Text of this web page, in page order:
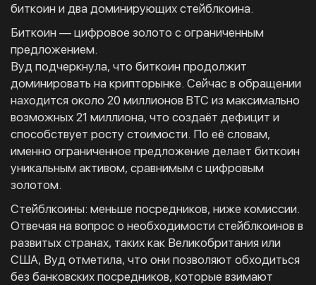
биткоин и два доминирующих стейблкоина.
Биткоин — цифровое золото с ограниченным
предложением.
Вуд подчеркнула, что биткоин продолжит
доминировать на крипторынке. Сейчас в обращении
находится около 20 миллионов BTC из максимально
возможных 21 миллиона, что создаёт дефицит и
способствует росту стоимости. По её словам,
именно ограниченное предложение делает биткоин
уникальным активом, сравнимым с цифровым
золотом.
Стейблкоины: меньше посредников, ниже комиссии.
Отвечая на вопрос о необходимости стейблкоинов в
развитых странах, таких как Великобритания или
США, Вуд отметила, что они позволяют обходиться
без банковских посредников, которые взимают